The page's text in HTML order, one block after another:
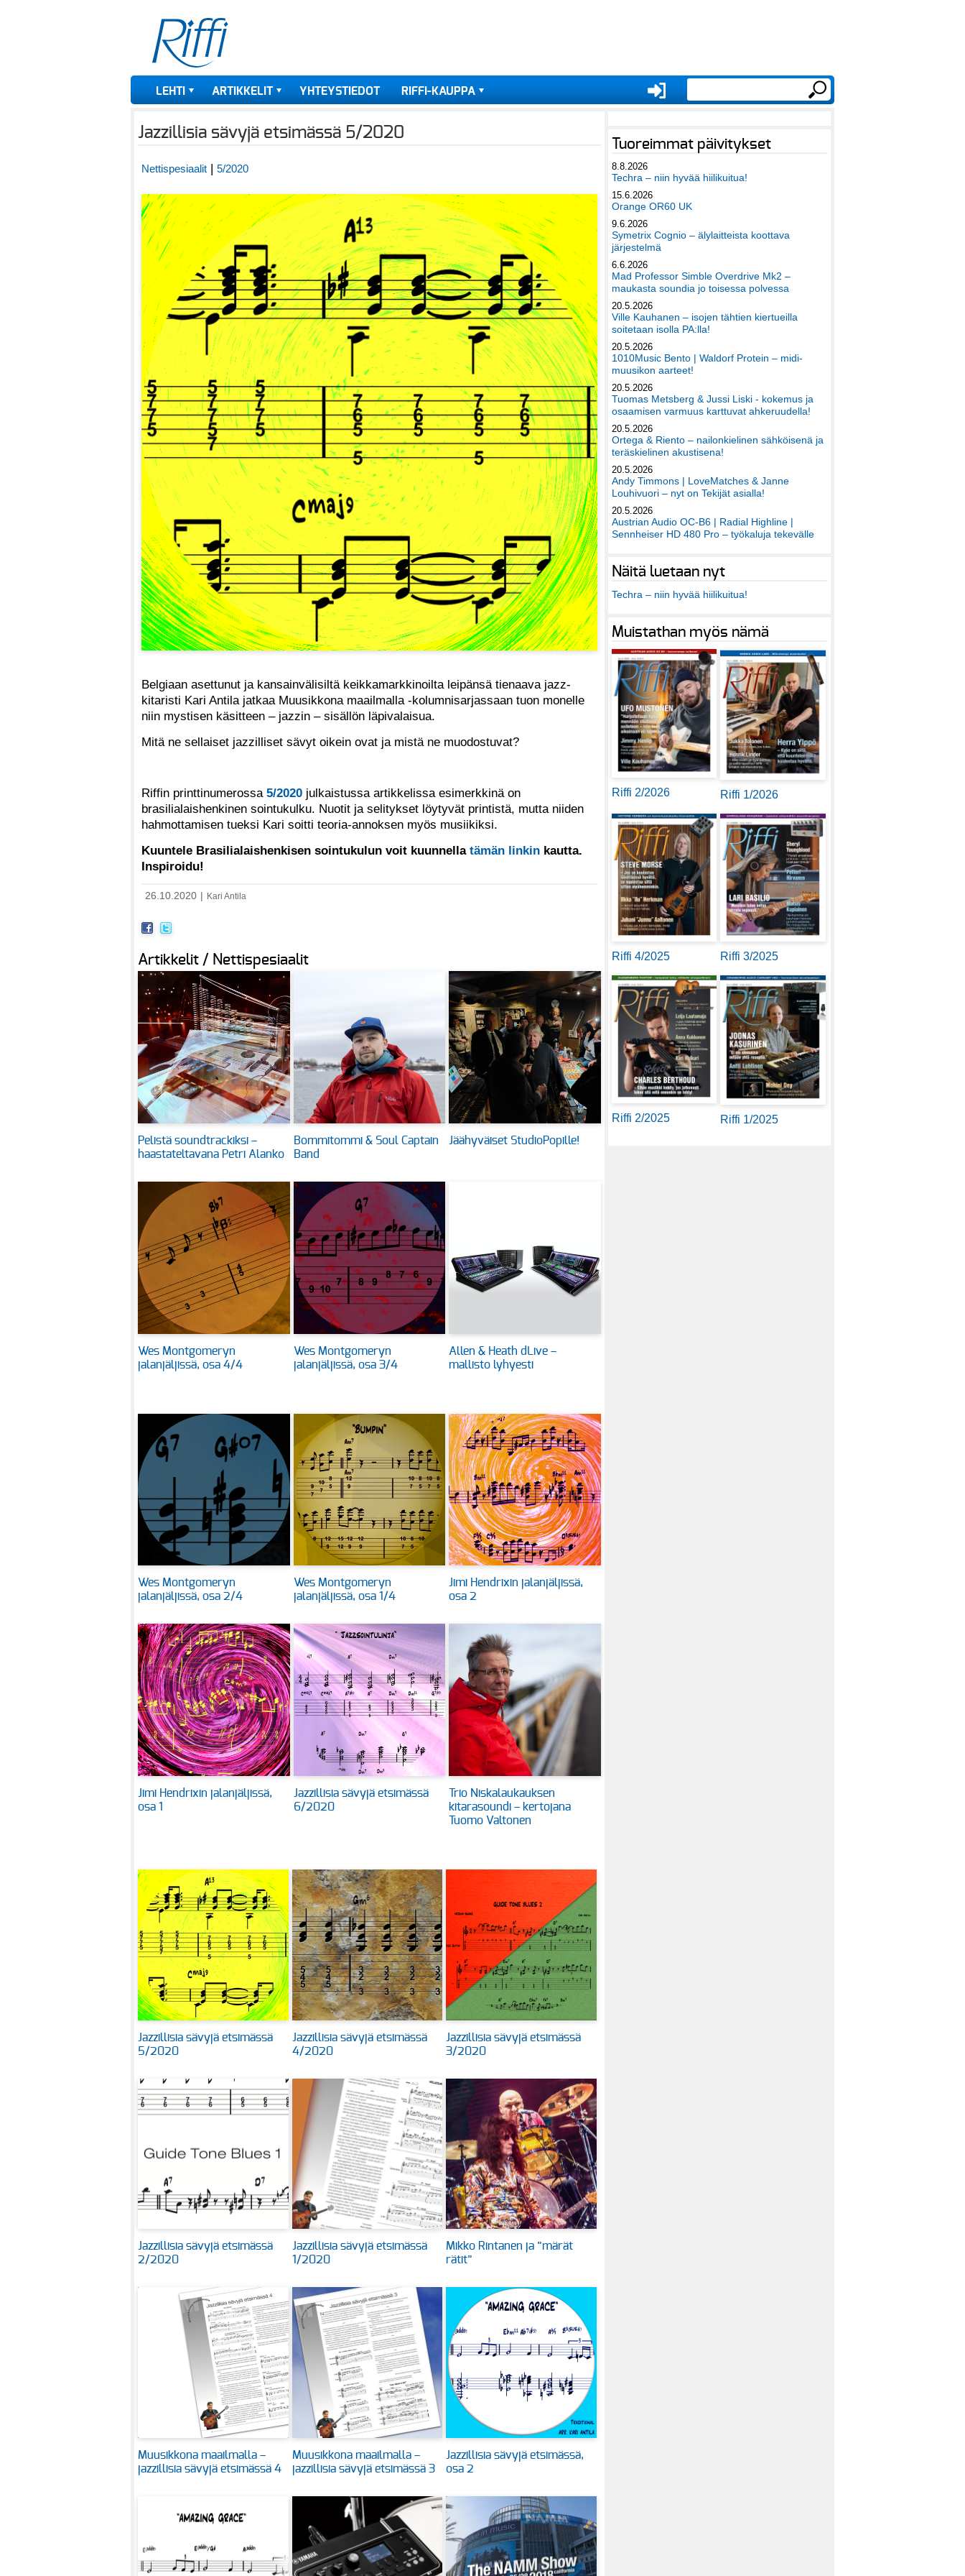
LEHTI ARTIKKELIT YHTEYSTIEDOT RIFFI-KAUPPA
Jazzillisia sävyjä etsimässä 5/2020
Nettispesiaalit | 5/2020
Belgiaan asettunut ja kansainvälisiltä keikkamarkkinoilta leipänsä tienaava jazz-
kitaristi Kari Antila jatkaa Muusikkona maailmalla -kolumnisarjassaan tuon monelle
niin mystisen käsitteen – jazzin – sisällön läpivalaisua.
Mitä ne sellaiset jazzilliset sävyt oikein ovat ja mistä ne muodostuvat?
Riffin printtinumerossa 5/2020 julkaistussa artikkelissa esimerkkinä on
brasilialaishenkinen sointukulku. Nuotit ja selitykset löytyvät printistä, mutta niiden
hahmottamisen tueksi Kari soitti teoria-annoksen myös musiikiksi.
Kuuntele Brasilialaishenkisen sointukulun voit kuunnella tämän linkin kautta.
Inspiroidu!
26.10.2020 Kari Antila
Artikkelit / Nettispesiaalit
Pelistä soundtrackiksi –
haastateltavana Petri Alanko
Bommitommi & Soul Captain
Band
Jäähyväiset StudioPopille!
Wes Montgomeryn
jalanjäljissä, osa 4/4
Wes Montgomeryn
jalanjäljissä, osa 3/4
Allen & Heath dLive –
mallisto lyhyesti
Wes Montgomeryn
jalanjäljissä, osa 2/4
Wes Montgomeryn
jalanjäljissä, osa 1/4
Jimi Hendrixin jalanjäljissä,
osa 2
Jimi Hendrixin jalanjäljissä,
osa 1
Jazzillisia sävyjä etsimässä
6/2020
Trio Niskalaukauksen
kitarasoundi – kertojana
Tuomo Valtonen
Jazzillisia sävyjä etsimässä
5/2020
Jazzillisia sävyjä etsimässä
4/2020
Jazzillisia sävyjä etsimässä
3/2020
Jazzillisia sävyjä etsimässä
2/2020
Jazzillisia sävyjä etsimässä
1/2020
Mikko Rintanen ja ”märät
rätit”
Muusikkona maailmalla –
jazzillisia sävyjä etsimässä 4
Muusikkona maailmalla –
jazzillisia sävyjä etsimässä 3
Jazzillisia sävyjä etsimässä,
osa 2
Tuoreimmat päivitykset
8.8.2026
Techra – niin hyvää hiilikuitua!
15.6.2026
Orange OR60 UK
9.6.2026
Symetrix Cognio – älylaitteista koottava
järjestelmä
6.6.2026
Mad Professor Simble Overdrive Mk2 –
maukasta soundia jo toisessa polvessa
20.5.2026
Ville Kauhanen – isojen tähtien kiertueilla
soitetaan isolla PA:lla!
20.5.2026
1010Music Bento | Waldorf Protein – midi-
muusikon aarteet!
20.5.2026
Tuomas Metsberg & Jussi Liski - kokemus ja
osaamisen varmuus karttuvat ahkeruudella!
20.5.2026
Ortega & Riento – nailonkielinen sähköisenä ja
teräskielinen akustisena!
20.5.2026
Andy Timmons | LoveMatches & Janne
Louhivuori – nyt on Tekijät asialla!
20.5.2026
Austrian Audio OC-B6 | Radial Highline |
Sennheiser HD 480 Pro – työkaluja tekevälle
Näitä luetaan nyt
Techra – niin hyvää hiilikuitua!
Muistathan myös nämä
Riffi 2/2026 Riffi 1/2026
Riffi 4/2025 Riffi 3/2025
Riffi 2/2025 Riffi 1/2025